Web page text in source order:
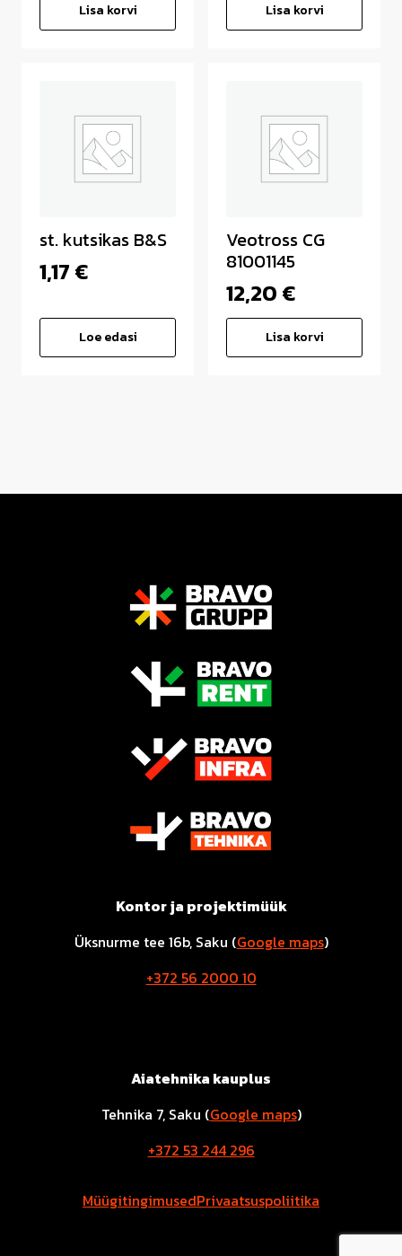
Lisa korvi Lisa korvi
st. kutsikas B&S
1,17€
Loe edasi
Veotross CG
81001145
12,20€
Lisa korvi
Kontor ja projektimüük
Üksnurme tee 16b, Saku (Google maps)
+372 56 2000 10
Aiatehnika kauplus
Tehnika 7, Saku (Google maps)
+372 53 244 296
MüügitingimusedPrivaatsuspoliitika